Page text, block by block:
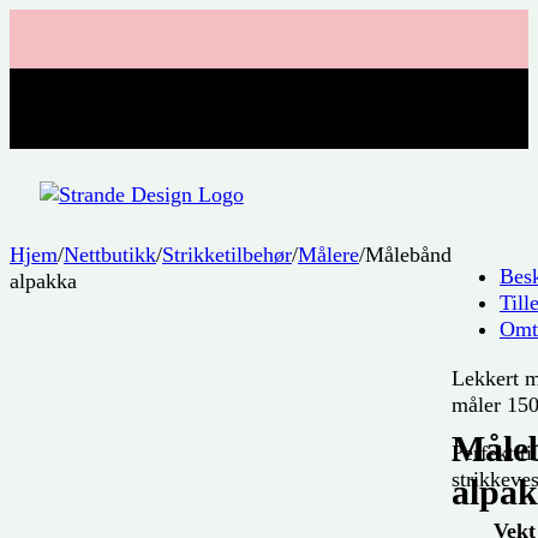
Hjem/Nettbutikk/Strikketilbehør/Målere/Målebånd
alpakka
Lekkert
måler
Perfekt
Vekt